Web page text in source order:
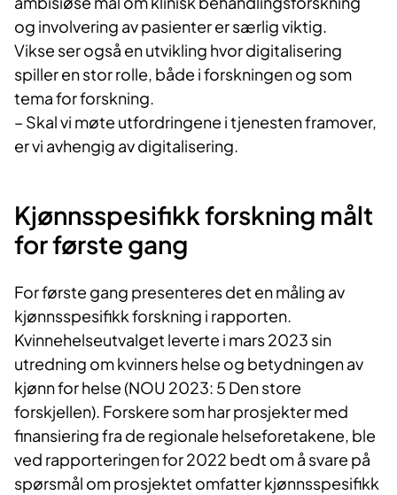
og involvering av pasienter er særlig viktig.
Vikse ser også en utvikling hvor digitalisering
spiller en stor rolle, både i forskningen og som
tema for forskning.
– Skal vi møte utfordringene i tjenesten framover,
er vi avhengig av digitalisering.
Kjønnsspesifi​​​​​kk forskning målt
for første gang
For første gang presenteres det en måling av
kjønnsspesifikk forskning i rapporten.
Kvinnehelseutvalget leverte i mars 2023 sin
utredning om kvinners helse og betydningen av
kjønn for helse (NOU 2023: 5 Den store
forskjellen). Forskere som har prosjekter med
finansiering fra de regionale helseforetakene, ble
ved rapporteringen for 2022 bedt om å svare på
spørsmål om prosjektet omfatter kjønnsspesifikk